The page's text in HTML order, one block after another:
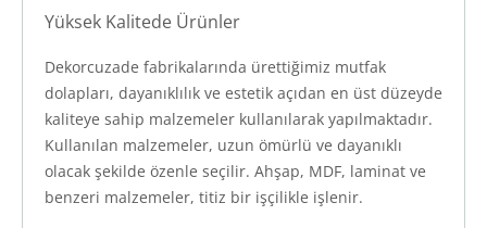
Yüksek Kalitede Ürünler
Dekorcuzade fabrikalarında ürettiğimiz mutfak
dolapları, dayanıklılık ve estetik açıdan en üst düzeyde
kaliteye sahip malzemeler kullanılarak yapılmaktadır.
Kullanılan malzemeler, uzun ömürlü ve dayanıklı
olacak şekilde özenle seçilir. Ahşap, MDF, laminat ve
benzeri malzemeler, titiz bir işçilikle işlenir.